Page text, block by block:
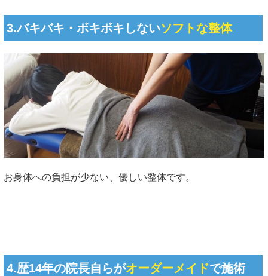
3.バキバキ・ボキボキしないソフトな整体
お身体への負担が少ない、優しい整体です。
4.歴14年の院長自らがオーダーメイドで施術